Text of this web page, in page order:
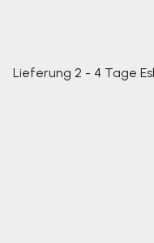
Lieferung 2 - 4 Tage